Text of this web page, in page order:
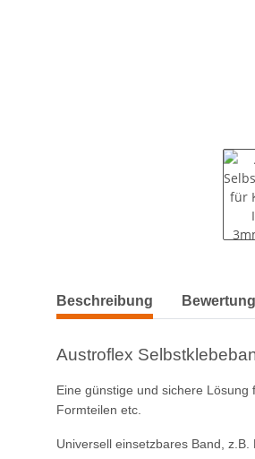
weitere Registerkarten anzeigen
Beschreibung
Austroflex
Eine günstige und sichere
Formteilen etc.
Universell einsetzbares Band,